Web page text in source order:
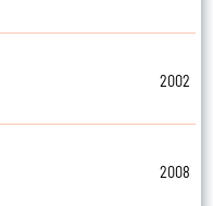
2002
2008